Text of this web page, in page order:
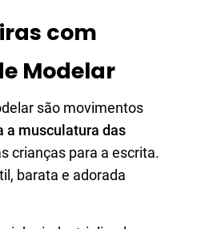
com
Modelar
são movimentos
a musculatura das
crianças para a escrita.
barata e adorada